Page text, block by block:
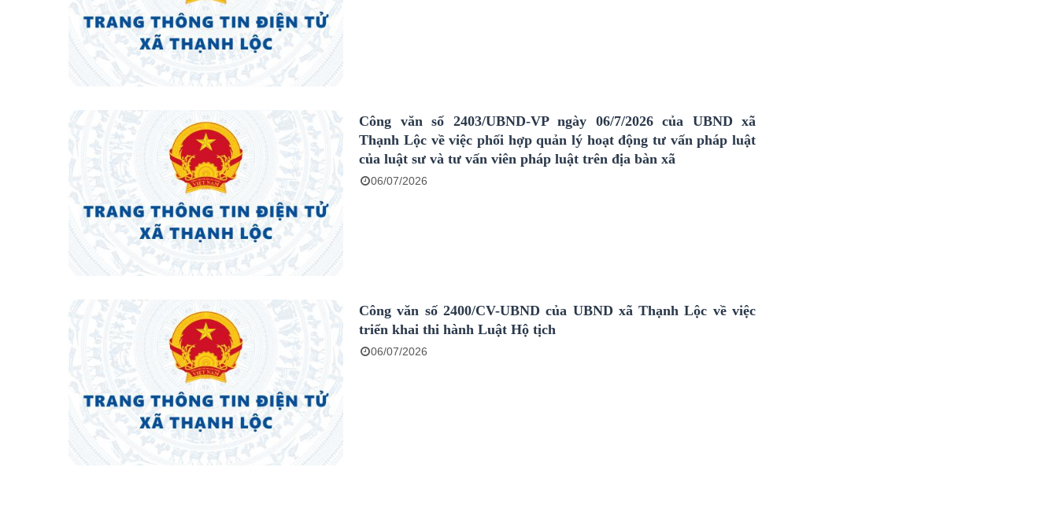
Công văn số 2403/UBND-VP ngày 06/7/2026 của UBND xã
Thạnh Lộc về việc phối hợp quản lý hoạt động tư vấn pháp luật
của luật sư và tư vấn viên pháp luật trên địa bàn xã
06/07/2026
Công văn số 2400/CV-UBND của UBND xã Thạnh Lộc về việc
triển khai thi hành Luật Hộ tịch
06/07/2026